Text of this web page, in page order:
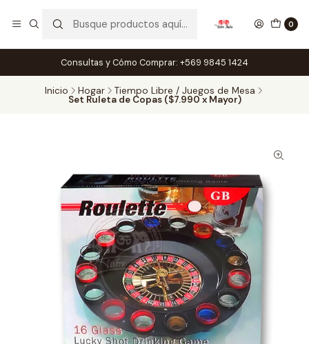
0
Consultas y Cómo Comprar: +569 9845 1424
Inicio Hogar Tiempo Libre / Juegos de Mesa
Set Ruleta de Copas ($7.990 x Mayor)